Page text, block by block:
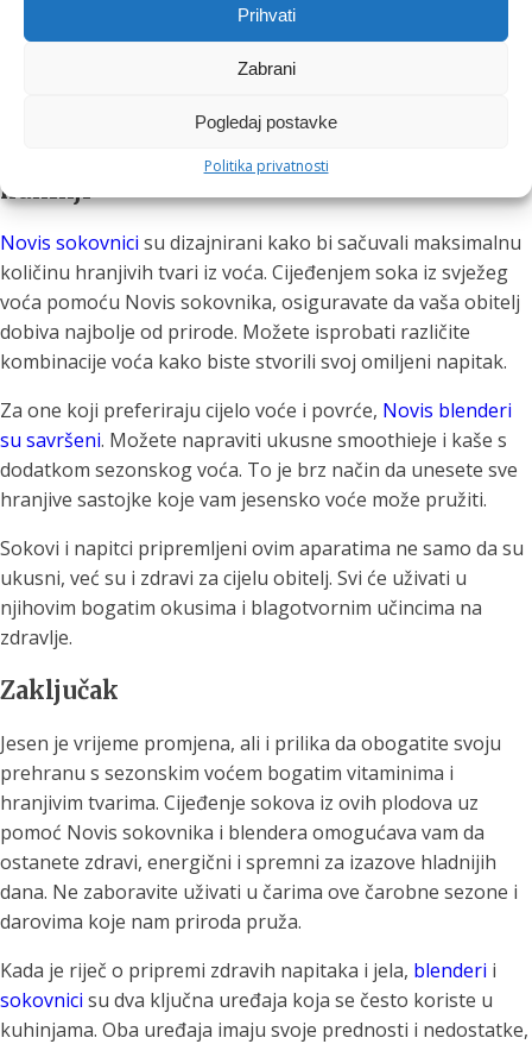
Prihvati
Zabrani
Pogledaj postavke
Politika privatnosti
pomoći Novis sokovnici i blenderi. Novis, renomirana
marka u svijetu kućanskih aparata, nudi visokokvalitetne
proizvode koji će vam omogućiti da iskoristite sve dobrobiti
Novis sokovnici i blenderi: vaši prijatelji u
kuhinji
Novis sokovnici su dizajnirani kako bi sačuvali maksimalnu
količinu hranjivih tvari iz voća. Cijeđenjem soka iz svježeg
voća pomoću Novis sokovnika, osiguravate da vaša obitelj
dobiva najbolje od prirode. Možete isprobati različite
kombinacije voća kako biste stvorili svoj omiljeni napitak.
Za one koji preferiraju cijelo voće i povrće, Novis blenderi
su savršeni. Možete napraviti ukusne smoothieje i kaše s
dodatkom sezonskog voća. To je brz način da unesete sve
hranjive sastojke koje vam jesensko voće može pružiti.
Sokovi i napitci pripremljeni ovim aparatima ne samo da su
ukusni, već su i zdravi za cijelu obitelj. Svi će uživati u
njihovim bogatim okusima i blagotvornim učincima na
zdravlje.
Zaključak
Jesen je vrijeme promjena, ali i prilika da obogatite svoju
prehranu s sezonskim voćem bogatim vitaminima i
hranjivim tvarima. Cijeđenje sokova iz ovih plodova uz
pomoć Novis sokovnika i blendera omogućava vam da
ostanete zdravi, energični i spremni za izazove hladnijih
dana. Ne zaboravite uživati u čarima ove čarobne sezone i
darovima koje nam priroda pruža.
Kada je riječ o pripremi zdravih napitaka i jela, blenderi i
sokovnici su dva ključna uređaja koja se često koriste u
kuhinjama. Oba uređaja imaju svoje prednosti i nedostatke,